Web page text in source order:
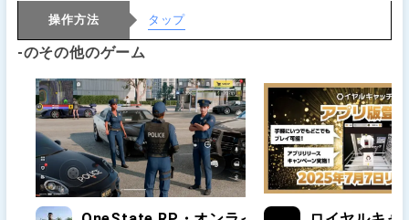
操作方法 タップ
-のその他のゲーム